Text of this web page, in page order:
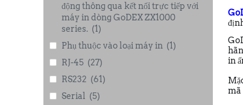
động thông qua kết nối trực tiếp với
máy in dòng GoDEX ZX1000
series. (1)
Phụ thuộc vào loại máy in (1)
RJ-45 (27)
RS232 (61)
Serial
(5)
in
mã